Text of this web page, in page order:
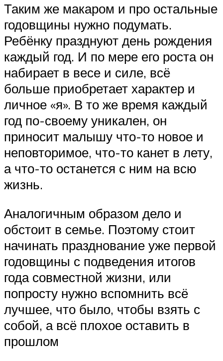
Таким же макаром и про остальные
годовщины нужно подумать.
Ребёнку празднуют день рождения
каждый год. И по мере его роста он
набирает в весе и силе, всё
больше приобретает характер и
личное «я». В то же время каждый
год по-своему уникален, он
приносит малышу что-то новое и
неповторимое, что-то канет в лету,
а что-то останется с ним на всю
жизнь.
Аналогичным образом дело и
обстоит в семье. Поэтому стоит
начинать празднование уже первой
годовщины с подведения итогов
года совместной жизни, или
попросту нужно вспомнить всё
лучшее, что было, чтобы взять с
собой, а всё плохое оставить в
прошлом